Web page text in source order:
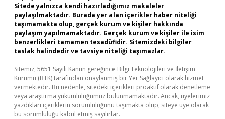
Sitede yalnızca kendi hazırladığımız makaleler
paylaşılmaktadır. Burada yer alan içerikler haber niteliği
taşımamakta olup, gerçek kurum ve kişiler hakkında
paylaşım yapılmamaktadır. Gerçek kurum ve kişiler ile isim
benzerlikleri tamamen tesadüfidir. Sitemizdeki bilgiler
taslak halindedir ve tavsiye niteliği taşımazlar.
Sitemiz, 5651 Sayılı Kanun gereğince Bilgi Teknolojileri ve İletişim
Kurumu (BTK) tarafından onaylanmış bir Yer Sağlayıcı olarak hizmet
vermektedir. Bu nedenle, sitedeki içerikleri proaktif olarak denetleme
veya araştırma yükümlülüğümüz bulunmamaktadır. Ancak, üyelerimiz
yazdıkları içeriklerin sorumluluğunu taşımakta olup, siteye üye olarak
bu sorumluluğu kabul etmiş sayılırlar.